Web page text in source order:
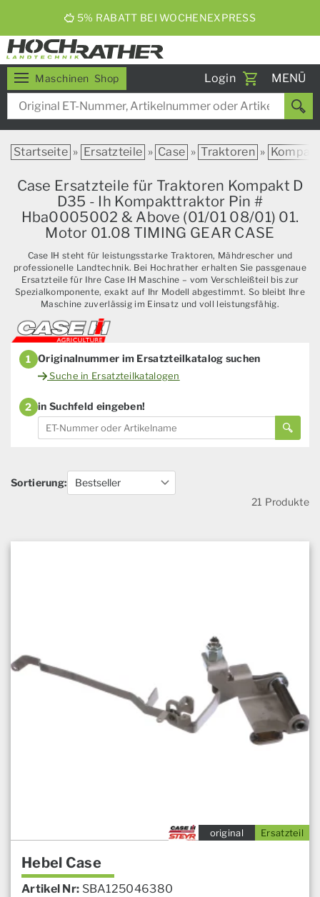
5% RABATT BEI WOCHENEXPRESS
Maschinen Shop Login
Toggle
MENÜ
Startseite » Ersatzteile » Case » Traktoren »
Case Ersatzteile für Traktoren Kompakt D
D35 - Ih Kompakttraktor Pin #
Hba0005002 & Above (01/01 08/01) 01.
Motor 01.08 TIMING GEAR CASE
Case IH steht für leistungsstarke Traktoren, Mähdrescher und
professionelle Landtechnik. Bei Hochrather erhalten Sie passgenaue
Ersatzteile für Ihre Case IH Maschine – vom Verschleißteil bis zur
Spezialkomponente, exakt auf Ihr Modell abgestimmt. So bleibt Ihre
Maschine zuverlässig im Einsatz und voll leistungsfähig.
1 Originalnummer im Ersatzteilkatalog suchen
Suche in Ersatzteilkatalogen
2 in Suchfeld eingeben!
Sortierung:
21 Produkte
Ersatzteil
original
Hebel Case
Artikel Nr: SBA125046380